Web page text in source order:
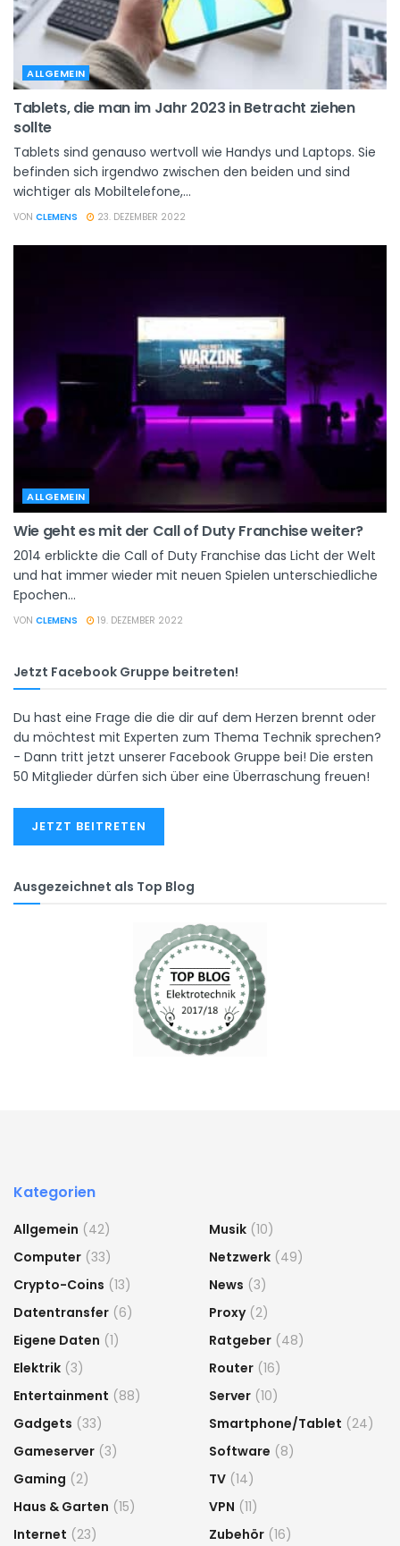
ALLGEMEIN
Tablets, die man im Jahr 2023 in Betracht ziehen
sollte
Tablets sind genauso wertvoll wie Handys und Laptops. Sie
befinden sich irgendwo zwischen den beiden und sind
wichtiger als Mobiltelefone,...
VON CLEMENS 23. DEZEMBER 2022
ALLGEMEIN
Wie geht es mit der Call of Duty Franchise weiter?
2014 erblickte die Call of Duty Franchise das Licht der Welt
und hat immer wieder mit neuen Spielen unterschiedliche
Epochen...
VON CLEMENS 19. DEZEMBER 2022
Jetzt Facebook Gruppe beitreten!
Du hast eine Frage die die dir auf dem Herzen brennt oder
du möchtest mit Experten zum Thema Technik sprechen?
- Dann tritt jetzt unserer Facebook Gruppe bei! Die ersten
50 Mitglieder dürfen sich über eine Überraschung freuen!
JETZT BEITRETEN
Ausgezeichnet als Top Blog
Kategorien
Allgemein (42)
Computer (33)
Crypto-Coins (13)
Datentransfer (6)
Eigene Daten (1)
Elektrik (3)
Entertainment (88)
Gadgets (33)
Gameserver (3)
Gaming (2)
Haus & Garten (15)
Internet (23)
Musik (10)
Netzwerk (49)
News (3)
Proxy(2)
Ratgeber (48)
Router (16)
Server (10)
Smartphone/Tablet (24)
Software (8)
TV (14)
VPN (11)
Zubehör (16)